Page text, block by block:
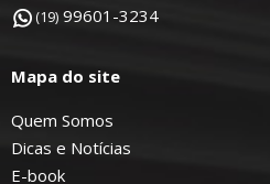
(19) 99601-3234
Mapa do site
Quem Somos
Dicas e Notícias
E-book